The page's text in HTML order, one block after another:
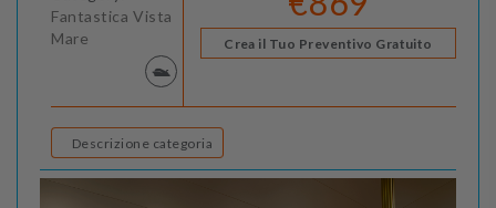
Fantastica Vista
Mare
Crea il Tuo Preventivo Gratuito
Descrizione categoria